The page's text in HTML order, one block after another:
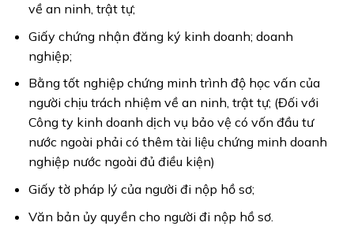
về an ninh, trật tự;
Giấy chứng nhận đăng ký kinh doanh; doanh
nghiệp;
Bằng tốt nghiệp chứng minh trình độ học vấn của
người chịu trách nhiệm về an ninh, trật tự; (Đối với
Công ty kinh doanh dịch vụ bảo vệ có vốn đầu tư
nước ngoài phải có thêm tài liệu chứng minh doanh
nghiệp nước ngoài đủ điều kiện)
Giấy tờ pháp lý của người đi nộp hồ sơ;
Văn bản ủy quyền cho người đi nộp hồ sơ.